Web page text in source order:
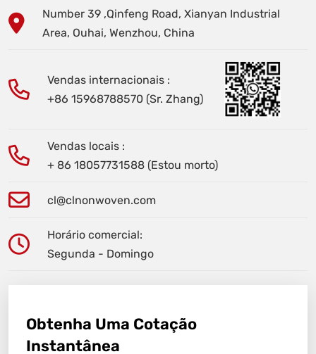
Number 39 ,Qinfeng Road, Xianyan Industrial
Area, Ouhai, Wenzhou, China
Vendas internacionais :
+86 15968788570 (Sr. Zhang)
Vendas locais :
+ 86 18057731588 (Estou morto)
cl@clnonwoven.com
Horário comercial:
Segunda - Domingo
Obtenha Uma Cotação
Instantânea